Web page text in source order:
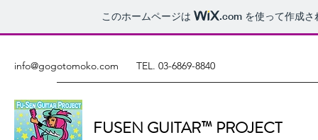
このホームページは .com を使って作成
info@gogotomoko.com TEL. 03-6869-8840
FUSEN GUITAR™ PROJECT